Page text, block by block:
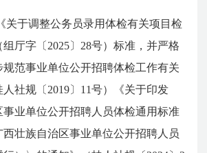
关于调整公务员录用体检有关项目检
厅字〔2025〕28号）标准，并严格
范事业单位公开招聘体检工作有关
社规〔2019〕11号）《关于印发
事业单位公开招聘人员体检通用标准
西壮族自治区事业单位公开招聘人员